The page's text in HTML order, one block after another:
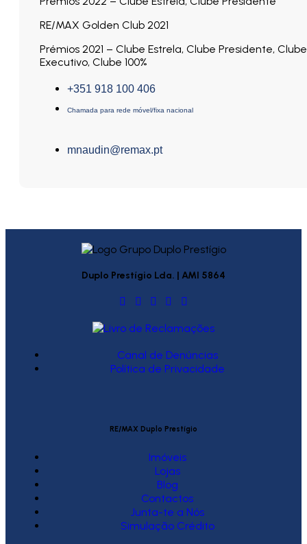
RE/MAX Golden Club 2021
Prémios 2021 – Clube Estrela, Clube Presidente, Clube
Executivo, Clube 100%
+351 918 100 406
Chamada para rede móvel/fixa nacional
mnaudin@remax.pt
Duplo Prestígio Lda. | AMI 5864
Canal de Denúncias
Política de Privacidade
RE/MAX Duplo Prestígio
Imóveis
Lojas
Blog
Contactos
Junta-te a Nós
Simulação Crédito